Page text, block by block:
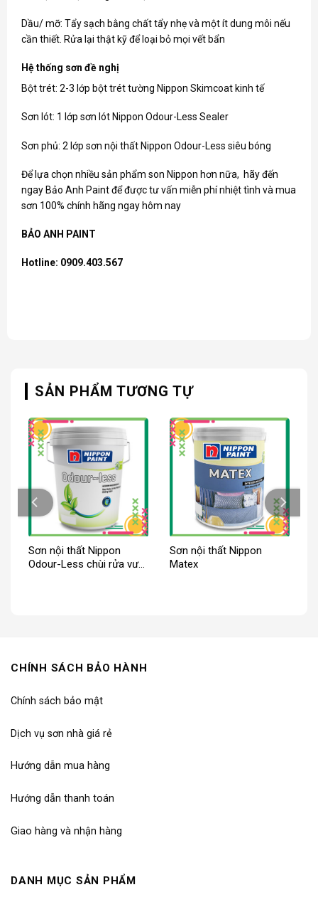
Dầu/ mỡ: Tẩy sạch bằng chất tẩy nhẹ và một ít dung môi nếu
cần thiết. Rửa lại thật kỹ để loại bỏ mọi vết bẩn
Hệ thống sơn đề nghị
Bột trét: 2-3 lớp bột trét tường Nippon Skimcoat kinh tế
Sơn lót: 1 lớp sơn lót Nippon Odour-Less Sealer
Sơn phủ: 2 lớp sơn nội thất Nippon Odour-Less siêu bóng
Để lựa chọn nhiều sản phẩm son Nippon hơn nữa, hãy đến
ngay Bảo Anh Paint để được tư vấn miễn phí nhiệt tình và mua
sơn 100% chính hãng ngay hôm nay
BẢO ANH PAINT
Hotline: 0909.403.567
SẢN PHẨM TƯƠNG TỰ
Sơn nội thất Nippon
Odour-Less chùi rửa vượt
Sơn nội thất Nippon
Matex
CHÍNH SÁCH BẢO HÀNH
Chính sách bảo mật
Dịch vụ sơn nhà giá rẻ
Hướng dẫn mua hàng
Hướng dẫn thanh toán
Giao hàng và nhận hàng
DANH MỤC SẢN PHẨM